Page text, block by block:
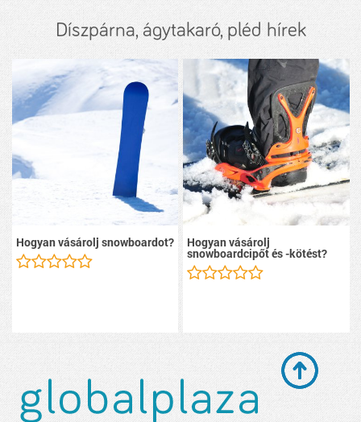
Díszpárna, ágytakaró, pléd hírek
Hogyan vásárolj snowboardot? Hogyan vásárolj
snowboardcipőt és -kötést?